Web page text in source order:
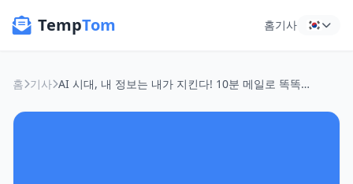
TempTom 홈기사
홈 기사 AI 시대, 내 정보는 내가 지킨다! 10분 메일로 똑똑하게 회원가입하기